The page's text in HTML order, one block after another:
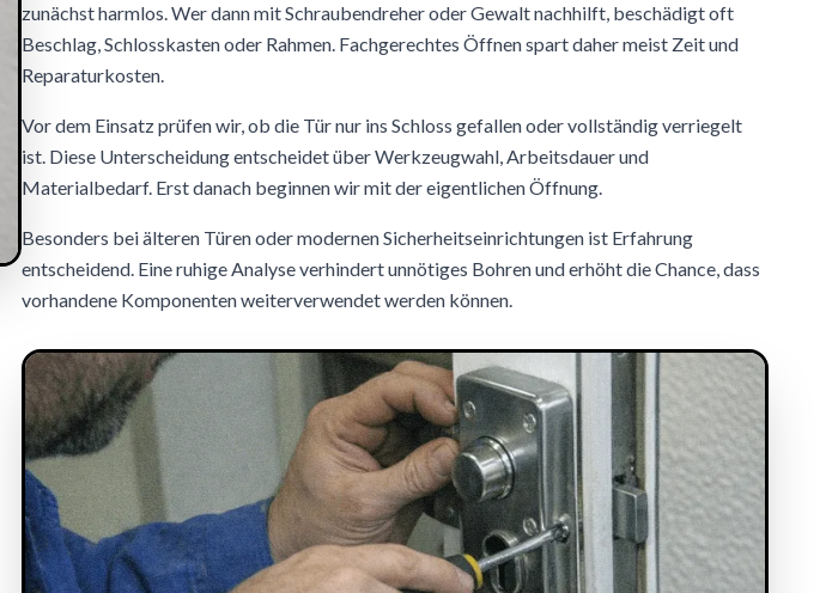
zunächst harmlos. Wer dann mit Schraubendreher oder Gewalt nachhilft, beschädigt oft
Beschlag, Schlosskasten oder Rahmen. Fachgerechtes Öffnen spart daher meist Zeit und
Reparaturkosten.
Vor dem Einsatz prüfen wir, ob die Tür nur ins Schloss gefallen oder vollständig verriegelt
ist. Diese Unterscheidung entscheidet über Werkzeugwahl, Arbeitsdauer und
Materialbedarf. Erst danach beginnen wir mit der eigentlichen Öffnung.
Besonders bei älteren Türen oder modernen Sicherheitseinrichtungen ist Erfahrung
entscheidend. Eine ruhige Analyse verhindert unnötiges Bohren und erhöht die Chance, dass
vorhandene Komponenten weiterverwendet werden können.